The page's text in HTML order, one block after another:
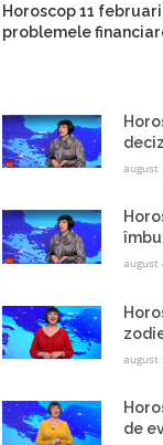
Horoscop 11
problemele
august
august
august
de